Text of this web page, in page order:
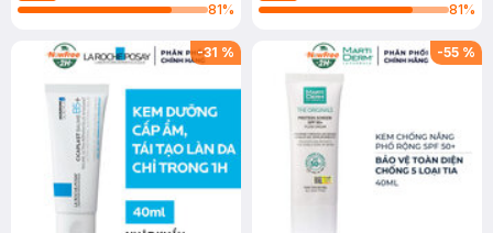
81%
81%
-31 % -55 %